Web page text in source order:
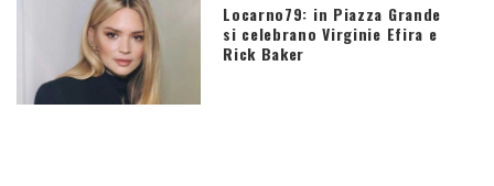
Locarno79: in Piazza Grande
si celebrano Virginie Efira e
Rick Baker